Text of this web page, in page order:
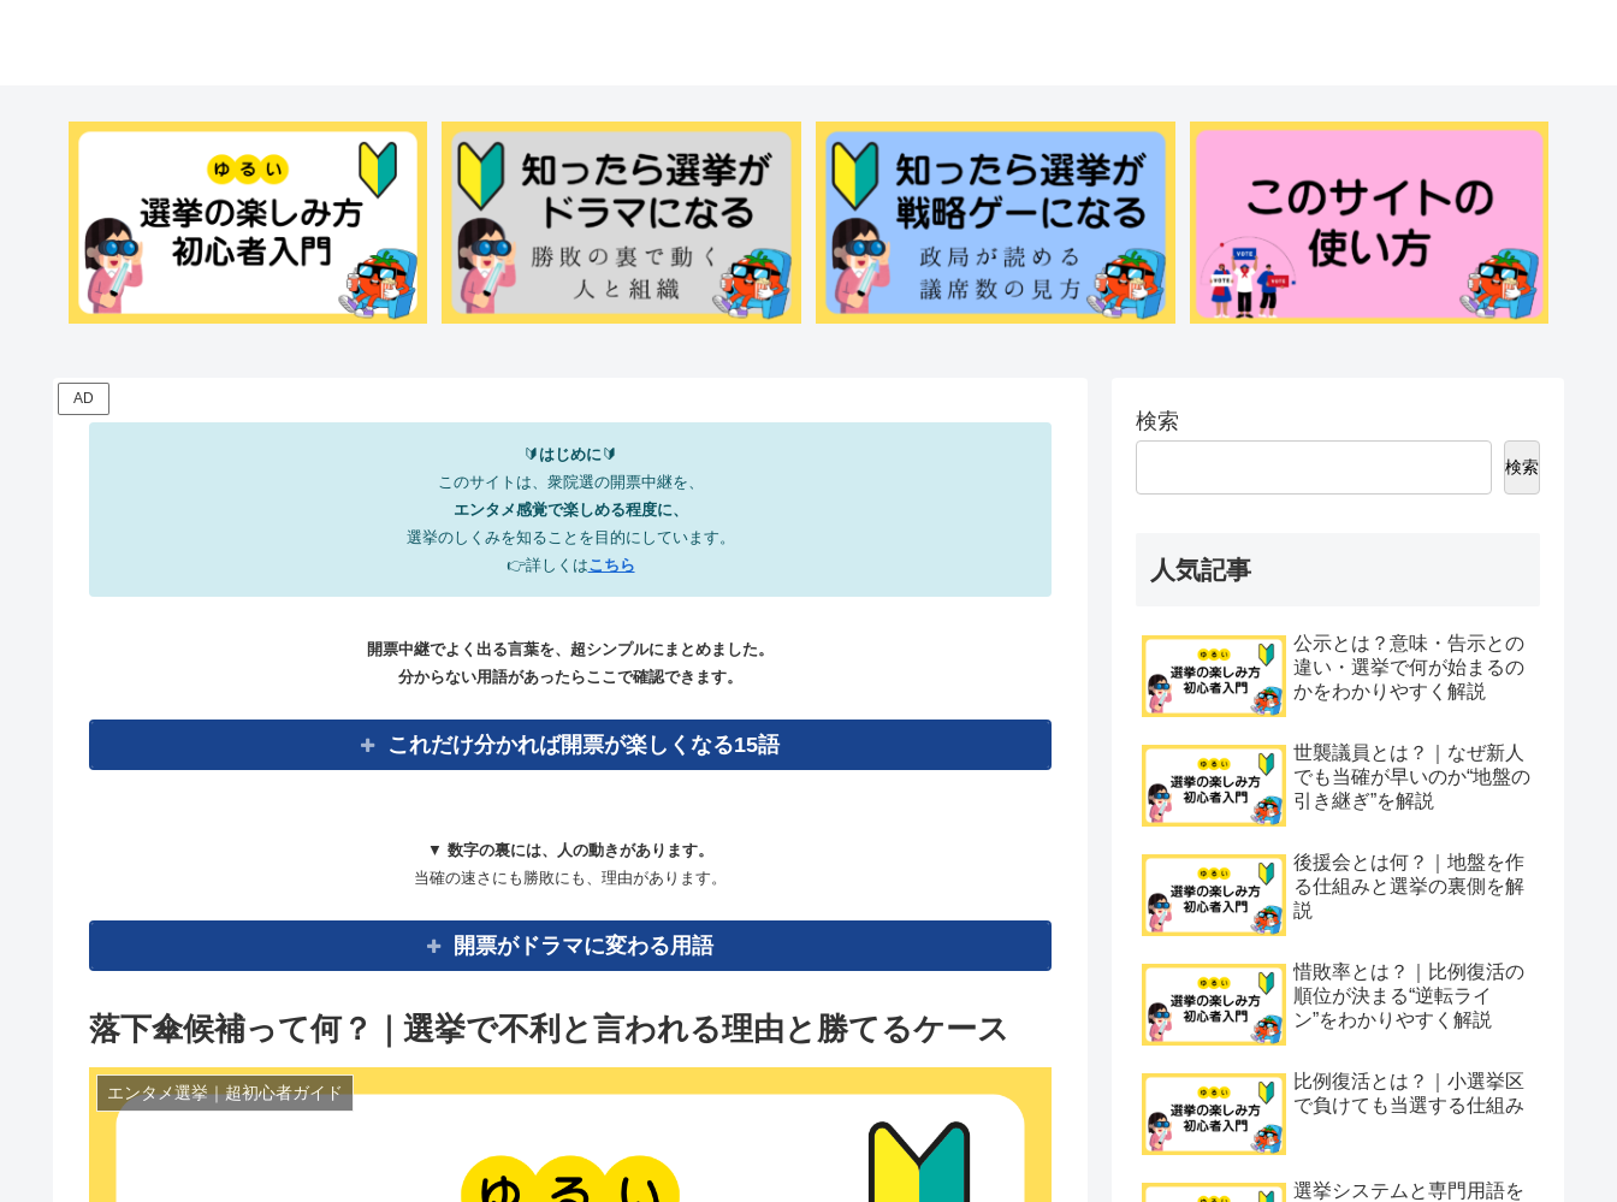
AD
🔰 はじめに🔰
このサイトは、衆院選の開票中継を、
エンタメ感覚で楽しめる程度に、
選挙のしくみを知ることを目的にしています。
👉詳しくはこちら
開票中継でよく出る言葉を、超シンプルにまとめました。
分からない用語があったらここで確認できます。
これだけ分かれば開票が楽しくなる15語
▼ 数字の裏には、人の動きがあります。
当確の速さにも勝敗にも、理由があります。
開票がドラマに変わる用語
落下傘候補って何？｜選挙で不利と言われる理由と勝てるケース
エンタメ選挙｜超初心者ガイド
検索
検索
人気記事
公示とは？意味・告示との
違い・選挙で何が始まるの
かをわかりやすく解説
世襲議員とは？｜なぜ新人
でも当確が早いのか“地盤の
引き継ぎ”を解説
後援会とは何？｜地盤を作
る仕組みと選挙の裏側を解
説
惜敗率とは？｜比例復活の
順位が決まる“逆転ライ
ン”をわかりやすく解説
比例復活とは？｜小選挙区
で負けても当選する仕組み
選挙システムと専門用語を